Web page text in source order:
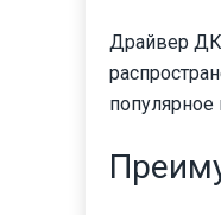
Драйвер